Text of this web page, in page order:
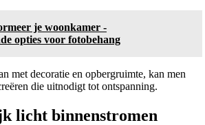
je woonkamer -
opties voor fotobehang
met decoratie en opbergruimte, kan men
die uitnodigt tot ontspanning.
licht binnenstromen